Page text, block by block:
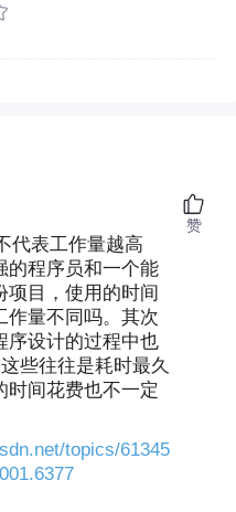
代表工作量越高
的程序员和一个能
项目，使用的时间
作量不同吗。其次
序设计的过程中也
些往往是耗时最久
时间花费也不一定
topics/61345
赞